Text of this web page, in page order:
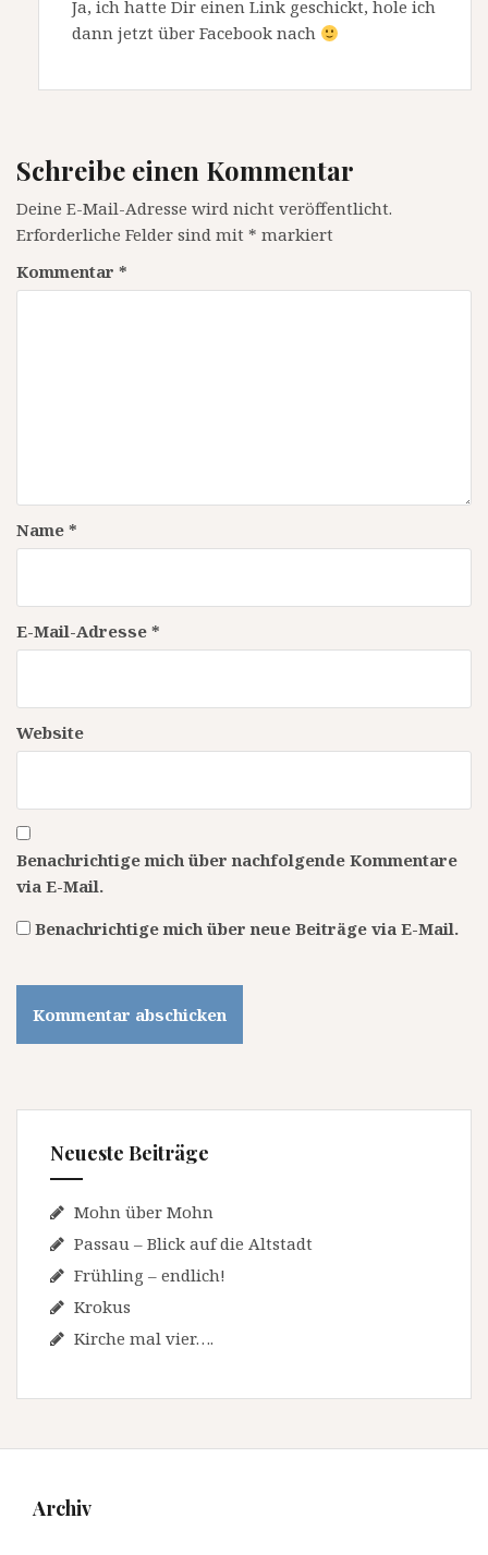
Ja, ich hatte Dir einen Link geschickt, hole ich
dann jetzt über Facebook nach
Schreibe einen Kommentar
Deine E-Mail-Adresse wird nicht veröffentlicht.
Erforderliche Felder sind mit * markiert
Kommentar *
Name *
E-Mail-Adresse *
Website
Benachrichtige mich über nachfolgende Kommentare
via E-Mail.
Benachrichtige mich über neue Beiträge via E-Mail.
Neueste Beiträge
Mohn über Mohn
Passau – Blick auf die Altstadt
Frühling – endlich!
Krokus
Kirche mal vier….
Archiv